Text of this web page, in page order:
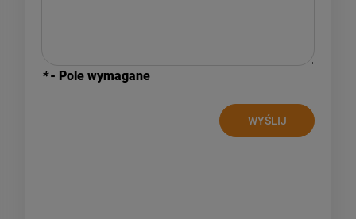
*- Pole wymagane
WYŚLIJ